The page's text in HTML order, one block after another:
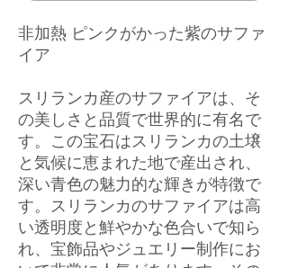
非加熱 ピンクがかった紫のサファ
イア
スリランカ産のサファイアは、そ
の美しさと品質で世界的に有名で
す。この宝石はスリランカの土壌
と気候に恵まれた地で産出され、
深い青色の魅力的な輝きが特徴で
す。スリランカのサファイアは高
い透明度と鮮やかな色合いで知ら
れ、宝飾品やジュエリー制作にお